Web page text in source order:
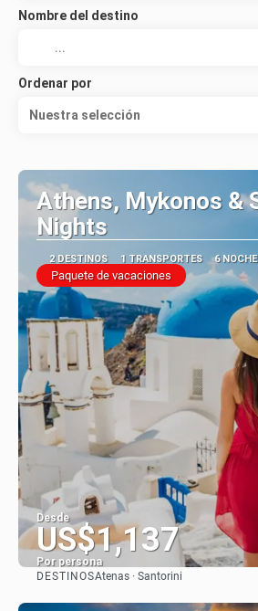
Nombre del destino
Ordenar por
Nuestra selección
Athens, Mykonos &
Nights
2 DESTINOS 1 TRANSPORTES 6
Paquete de vacaciones
Desde
US$1,137
Por persona
DESTINOSAtenas · Santorini